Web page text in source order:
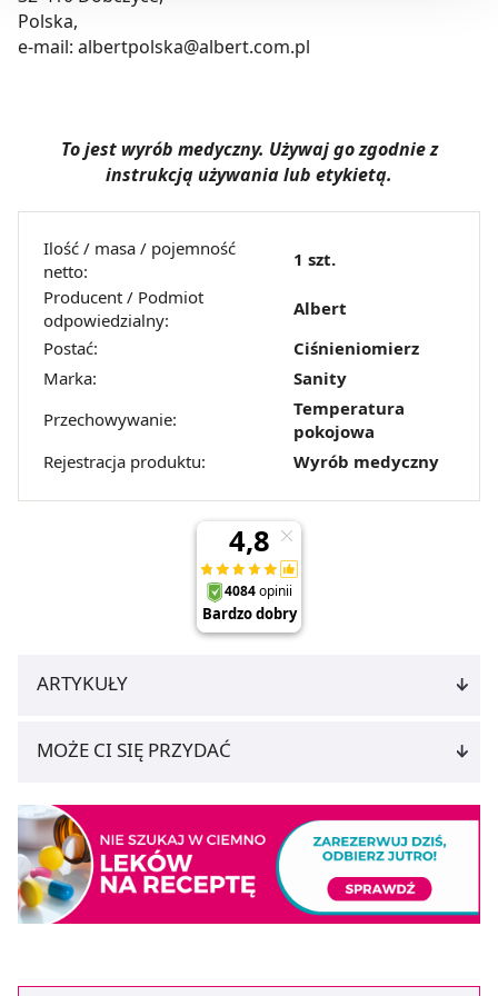
Możesz również kliknąć „
będzie oznaczało, że nie wyrażasz zgody na
Strony.
Polska,
e-mail: albertpolska@albert.com.pl
To jest wyrób medyczny. Używaj go zgodnie z
instrukcją używania lub etykietą.
Ilość / masa / pojemność
netto:
1 szt.
Producent / Podmiot
odpowiedzialny:
Albert
Postać:
Ciśnieniomierz
Marka:
Sanity
Przechowywanie:
Temperatura
pokojowa
Rejestracja produktu:
Wyrób medyczny
ARTYKUŁY
MOŻE CI SIĘ PRZYDAĆ